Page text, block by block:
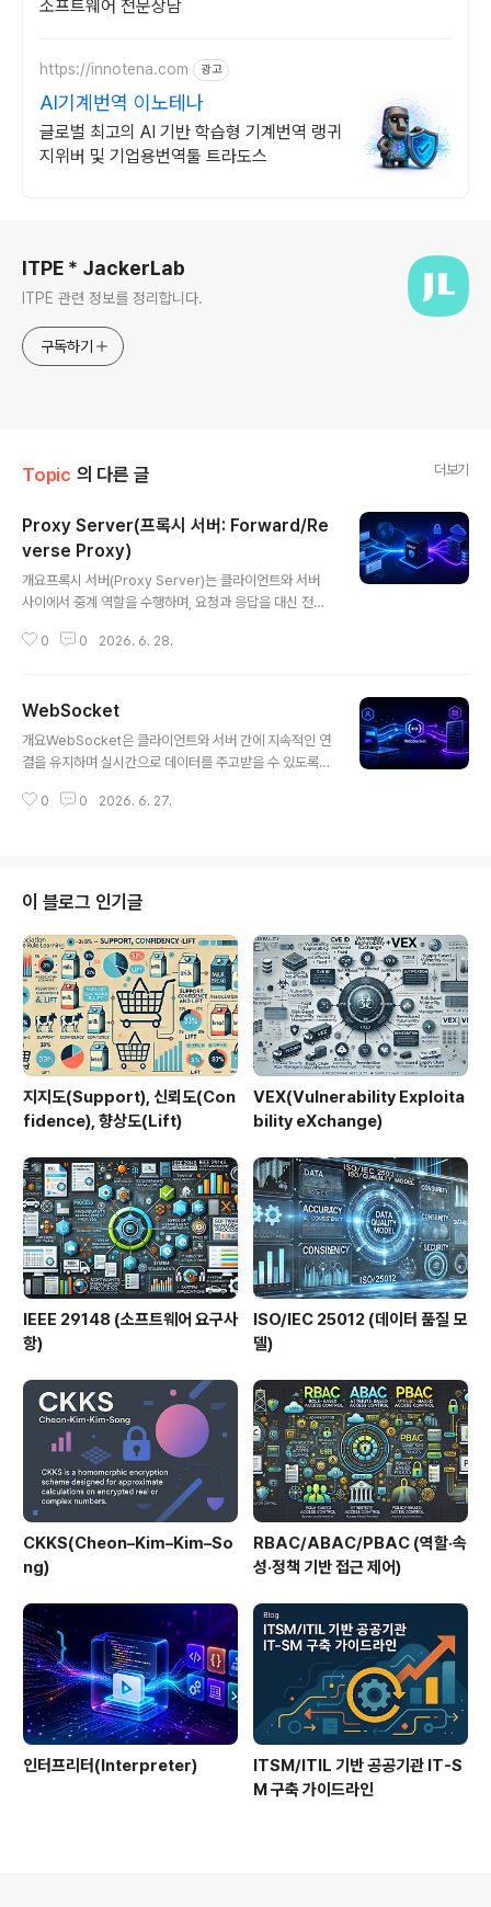
소프트웨어 전문상담
https://innotena.com 광고
AI기계번역 이노테나
글로벌 최고의 AI 기반 학습형 기계번역 랭귀
지위버 및 기업용번역툴 트라도스
ITPE * JackerLab
ITPE 관련 정보를 정리합니다.
구독하기
Topic 의 다른 글 더보기
Proxy Server(프록시 서버: Forward/Re
verse Proxy)
개요프록시 서버(Proxy Server)는 클라이언트와 서버
사이에서 중계 역할을 수행하며, 요청과 응답을 대신 전달
se Proxy로 구분되며, 보안 강화, 캐싱, 로드밸런싱, 익명
대신 처리하는 중간 서버이다. Forward Proxy는 클라이
언트 측을 대신하고, Reverse Proxy는 서버 측을 대신
하여 요청을 처리한다.2. 특징항목설명비고중계 역할요청/
방어성능 향상캐싱 및 압축응답 속도 증가한줄 요약: 네트
0 0 2026. 6. 28.
WebSocket
개요WebSocket은 클라이언트와 서버 간에 지속적인 연
결을 유지하며 실시간으로 데이터를 주고받을 수 있도록
아닌 양방향(Full-Duplex) 통신을 지원하여 채팅, 게임,
적으로 데이터를 송수신할 수 있는 프로토콜이다. 초기 연
결은 HTTP 핸드셰이크를 통해 시작되며 이후 WebSoc
ket으로 업그레이드된다.2. 특징항목설명비고양방향 통신
서버와 클라이언트 모두 송수신 가능Full-Duplex지속 연
결연결 유지낮은 지연경량 프로토콜헤더 오버헤드 감소성
능 향상한줄 요약: 지속..
0 0 2026. 6. 27.
이 블로그 인기글
지지도(Support), 신뢰도(Con
fidence), 향상도(Lift)
VEX(Vulnerability Exploita
bility eXchange)
IEEE 29148 (소프트웨어 요구사
항)
ISO/IEC 25012 (데이터 품질 모
델)
CKKS(Cheon–Kim–Kim–So
ng)
RBAC/ABAC/PBAC (역할·속
성·정책 기반 접근 제어)
인터프리터(Interpreter)
ITSM/ITIL 기반 공공기관 IT-S
M 구축 가이드라인